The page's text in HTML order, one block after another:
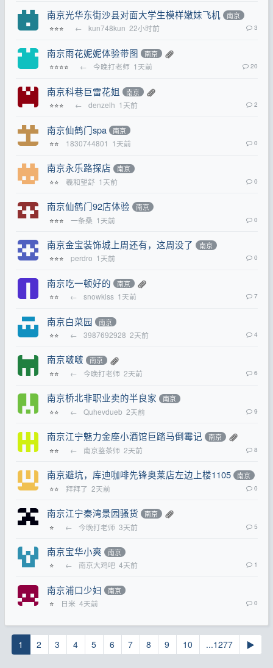
南京光华东街沙县对面大学生模样嫩妹飞机 南京
⭐⭐⭐ ← kun748kun 22小时前 3
南京雨花妮妮体验带图 南京
⭐⭐⭐⭐ ← 今晚打老师 1天前 20
南京科巷巨雷花姐 南京
⭐⭐⭐ ← denzelh 1天前 2
南京仙鹤门spa 南京
⭐⭐ 1830744801 1天前 0
南京永乐路探店 南京
⭐⭐ 羲和望舒 1天前 0
南京仙鹤门92店体验 南京
⭐⭐⭐ 一条桑 1天前 0
南京金宝装饰城上周还有，这周没了 南京
⭐⭐⭐ perdro 1天前 0
南京吃一顿好的 南京
⭐⭐ ← snowkiss 1天前 7
南京白菜园 南京
⭐⭐ ← 3987692928 2天前 4
南京啵啵 南京
⭐⭐ ← 今晚打老师 2天前 6
南京桥北非职业卖的半良家 南京
⭐⭐ ← Quhevdueb 2天前 9
南京江宁魅力金座小酒馆巨踏马倒霉记 南京
⭐⭐ ← 南京鉴茶师 2天前 8
南京避坑，库迪咖啡先锋奥莱店左边上楼1105 南京
⭐⭐ 拜拜了 2天前 0
南京江宁秦湾景园骚货 南京
⭐ ← 今晚打老师 3天前 5
南京宝华小爽 南京
⭐ ← 南京大鸡吧 4天前 1
南京浦口少妇 南京
⭐ 日米 4天前 0
1 2 3 4 5 6 7 8 9 10 ...1277 ▶